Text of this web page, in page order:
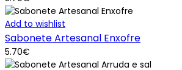
Add to wishlist
Sabonete Artesanal Enxofre
5.70€